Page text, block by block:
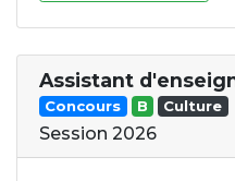
Assistant
Concours B Culture
Session 2026